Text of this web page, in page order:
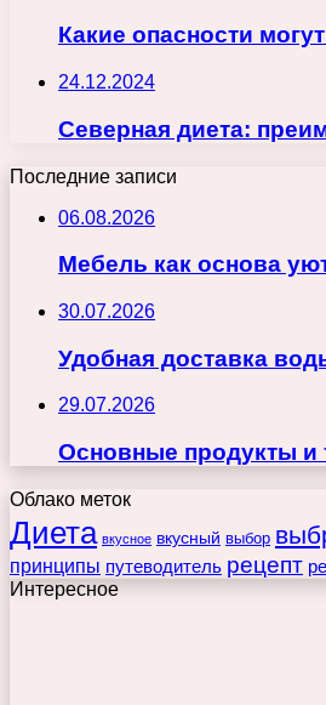
Какие опасности
24.12.2024
Северная диета:
Последние записи
06.08.2026
Мебель как основа
30.07.2026
Удобная доставка
29.07.2026
Основные продукты и
Облако меток
Диета вкусное вкусный выбор
принципы путеводитель рецепт
Интересное